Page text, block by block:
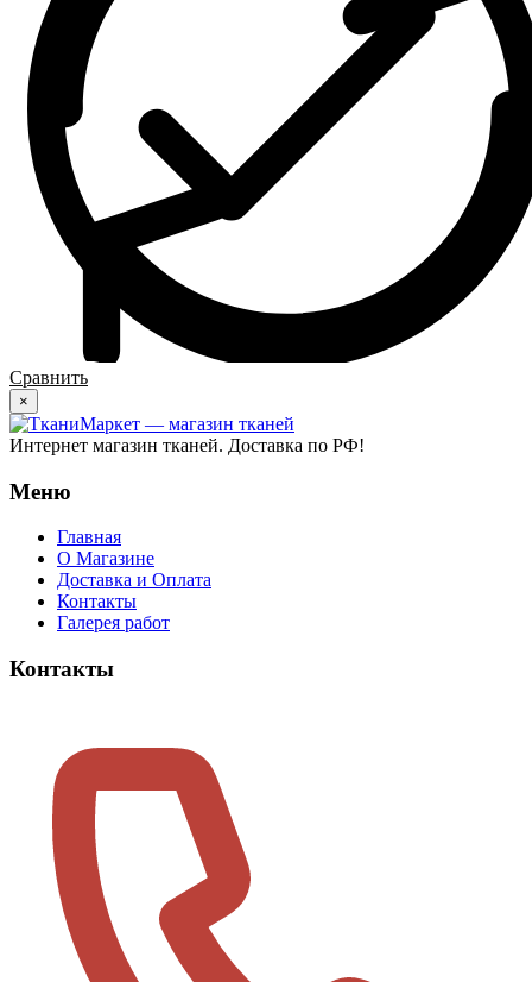
Сравнить
×
Интернет магазин тканей. Доставка по РФ!
Меню
Главная
О Магазине
Доставка и Оплата
Контакты
Галерея работ
Контакты